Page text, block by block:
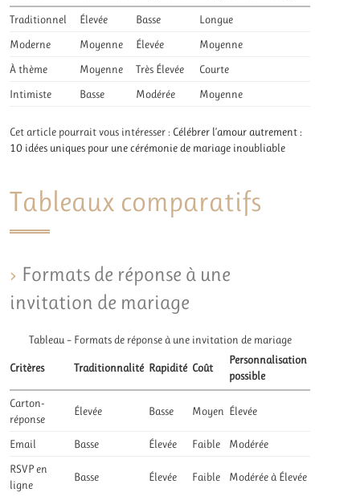
Traditionnel Élevée Basse
Longue
Moderne
Moyenne Élevée
Moyenne
À thème
Moyenne Très Élevée
Courte
Intimiste
Basse Modérée Moyenne
Cet article pourrait vous intéresser : Célébrer l’amour autrement :
10 idées uniques pour une cérémonie de mariage inoubliable
Tableaux comparatifs
Formats de réponse à une
invitation de mariage
Tableau – Formats de réponse à une invitation de mariage
Critères Traditionnalité Rapidité Coût
Personnalisation
possible
Carton-
réponse
Élevée Basse Moyen Élevée
Email Basse Élevée Faible
Modérée
RSVP en
ligne
Basse Élevée Faible Modérée à Élevée